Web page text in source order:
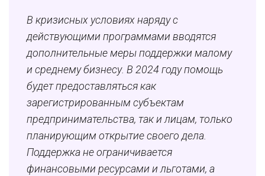
В кризисных условиях наряду с
действующими программами вводятся
дополнительные меры поддержки малому
и среднему бизнесу. В 2024 году помощь
будет предоставляться как
зарегистрированным субъектам
предпринимательства, так и лицам, только
планирующим открытие своего дела.
Поддержка не ограничивается
финансовыми ресурсами и льготами, а